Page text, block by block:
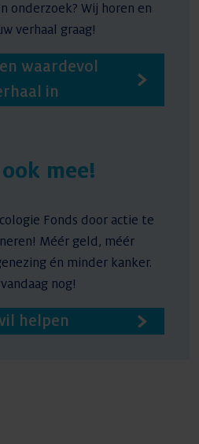
onderzoek? Wij horen en
verhaal graag!
waardevol
in
mee!
Fonds door actie te
Méér geld, méér
én minder kanker.
nog!
helpen